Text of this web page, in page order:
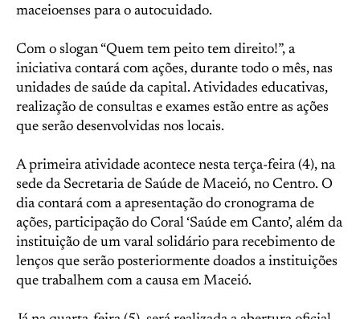
maceioenses para o autocuidado.
Com o slogan “Quem tem peito tem direito!”, a
iniciativa contará com ações, durante todo o mês, nas
unidades de saúde da capital. Atividades educativas,
realização de consultas e exames estão entre as ações
que serão desenvolvidas nos locais.
A primeira atividade acontece nesta terça-feira (4), na
sede da Secretaria de Saúde de Maceió, no Centro. O
dia contará com a apresentação do cronograma de
ações, participação do Coral ‘Saúde em Canto’, além da
instituição de um varal solidário para recebimento de
lenços que serão posteriormente doados a instituições
que trabalhem com a causa em Maceió.